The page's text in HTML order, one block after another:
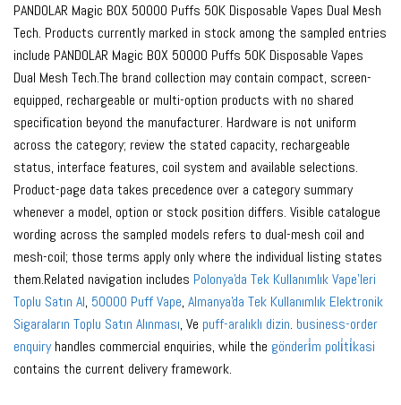
PANDOLAR Magic BOX 50000 Puffs 50K Disposable Vapes Dual Mesh
Tech. Products currently marked in stock among the sampled entries
include PANDOLAR Magic BOX 50000 Puffs 50K Disposable Vapes
Dual Mesh Tech.The brand collection may contain compact, screen-
equipped, rechargeable or multi-option products with no shared
specification beyond the manufacturer. Hardware is not uniform
across the category; review the stated capacity, rechargeable
status, interface features, coil system and available selections.
Product-page data takes precedence over a category summary
whenever a model, option or stock position differs. Visible catalogue
wording across the sampled models refers to dual-mesh coil and
mesh-coil; those terms apply only where the individual listing states
them.Related navigation includes Polonya'da Tek Kullanımlık Vape'leri
Toplu Satın Al, 50000 Puff Vape, Almanya'da Tek Kullanımlık Elektronik
Sigaraların Toplu Satın Alınması, Ve puff-aralıklı dizin. business-order
enquiryhandles commercial enquiries, while the gönderi̇m poli̇ti̇kasi
contains the current delivery framework.